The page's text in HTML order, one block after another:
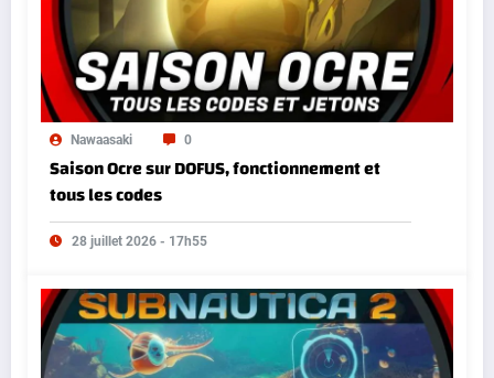
Nawaasaki 0
Saison Ocre sur DOFUS, fonctionnement et
tous les codes
28 juillet 2026 - 17h55